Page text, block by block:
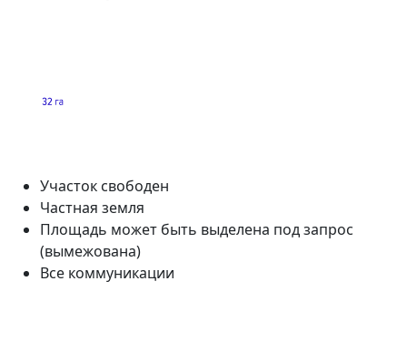
Участок свободен
Частная земля
Площадь может быть выделена под запрос
(вымежована)
Все коммуникации